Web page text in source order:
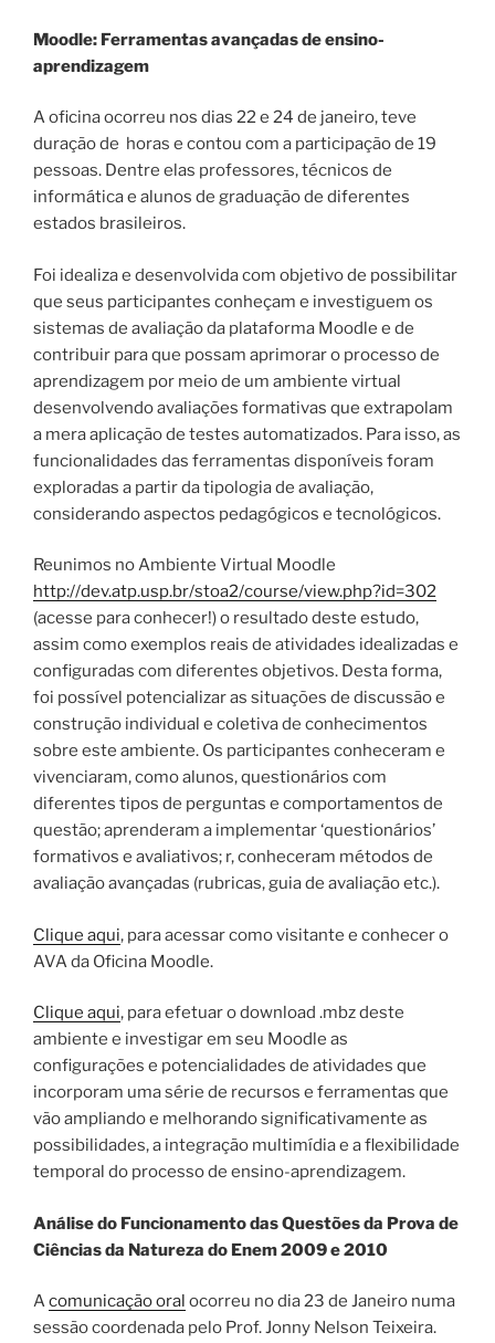
Moodle: Ferramentas avançadas de ensino-
aprendizagem
A oficina ocorreu nos dias 22 e 24 de janeiro, teve
duração de horas e contou com a participação de 19
pessoas. Dentre elas professores, técnicos de
informática e alunos de graduação de diferentes
estados brasileiros.
Foi idealiza e desenvolvida com objetivo de possibilitar
que seus participantes conheçam e investiguem os
sistemas de avaliação da plataforma Moodle e de
contribuir para que possam aprimorar o processo de
aprendizagem por meio de um ambiente virtual
desenvolvendo avaliações formativas que extrapolam
a mera aplicação de testes automatizados. Para isso, as
funcionalidades das ferramentas disponíveis foram
exploradas a partir da tipologia de avaliação,
considerando aspectos pedagógicos e tecnológicos.
Reunimos no Ambiente Virtual Moodle
http://dev.atp.usp.br/stoa2/course/view.php?id=302
(acesse para conhecer!) o resultado deste estudo,
assim como exemplos reais de atividades idealizadas e
configuradas com diferentes objetivos. Desta forma,
foi possível potencializar as situações de discussão e
construção individual e coletiva de conhecimentos
sobre este ambiente. Os participantes conheceram e
vivenciaram, como alunos, questionários com
diferentes tipos de perguntas e comportamentos de
questão; aprenderam a implementar ‘questionários’
formativos e avaliativos; r, conheceram métodos de
avaliação avançadas (rubricas, guia de avaliação etc.).
Clique aqui, para acessar como visitante e conhecer o
AVA da Oficina Moodle.
Clique aqui, para efetuar o download .mbz deste
ambiente e investigar em seu Moodle as
configurações e potencialidades de atividades que
incorporam uma série de recursos e ferramentas que
vão ampliando e melhorando significativamente as
possibilidades, a integração multimídia e a flexibilidade
temporal do processo de ensino-aprendizagem.
Análise do Funcionamento das Questões da Prova de
Ciências da Natureza do Enem 2009 e 2010
Acomunicação oral ocorreu no dia 23 de Janeiro numa
sessão coordenada pelo Prof. Jonny Nelson Teixeira.